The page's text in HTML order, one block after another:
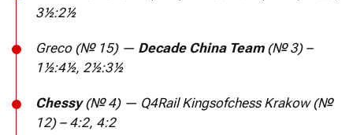
3½:2½
Greco (№ 15) — Decade China Team(№ 3) –
1½:4½, 2½:3½
Chessy(№ 4) — Q4Rail Kingsofchess Krakow (№
12) – 4:2, 4:2